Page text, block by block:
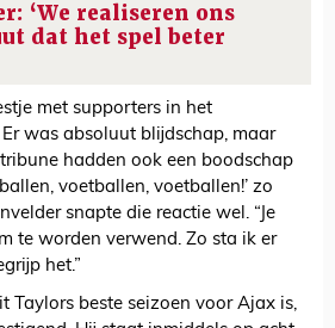
‘We realiseren ons
dat het spel beter
met supporters in het
was absoluut blijdschap, maar
hadden ook een boodschap
voetballen, voetballen!’ zo
snapte die reactie wel. “Je
te worden verwend. Zo sta ik er
het.”
Taylors beste seizoen voor Ajax is,